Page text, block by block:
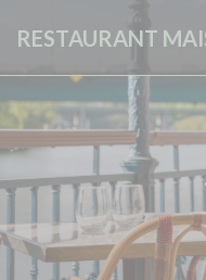
RESTAURANT